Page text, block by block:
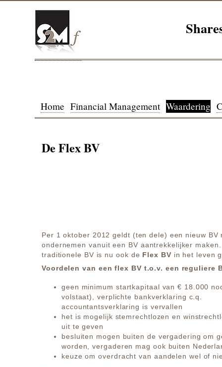
Home Financial Management Waardering
De Flex BV
Per 1 oktober 2012 geldt (ten dele) een nieuw BV
ondernemen vanuit een BV aantrekkelijker
traditionele BV is nu ook de Flex BV in het leven
Voordelen van een flex BV t.o.v. een reguliere
geen minimum startkapitaal van € 18.000
volstaat), verplichte bankverklaring c.q.
accountantsverklaring is vervallen
het is mogelijk stemrechtlozen en
uit te geven
besluiten mogen buiten de vergadering om
worden, vergaderen mag ook buiten
keuze om overdracht van aandelen wel of